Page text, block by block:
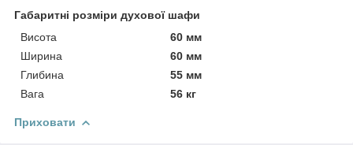
Габаритні розміри духової шафи
Висота
60 мм
Ширина
60 мм
Глибина
55 мм
Вага
56 кг
Приховати